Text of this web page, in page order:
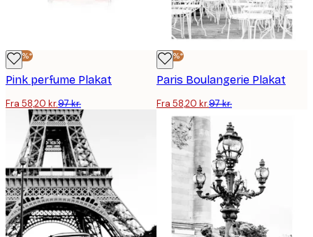
-40%*
Pink perfume Plakat
Fra 58,20 kr.97 kr.
-40%*
Paris Boulangerie Plakat
Fra 58,20 kr.97 kr.